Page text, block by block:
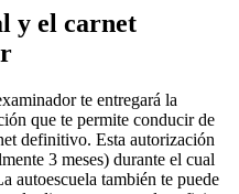
y el carnet
te entregará la
que te permite conducir de
definitivo. Esta autorización
3 meses) durante el cual
autoescuela también te puede